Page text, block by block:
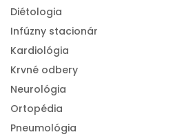
Diétologia
Infúzny stacionár
Kardiológia
Krvné odbery
Neurológia
Ortopédia
Pneumológia